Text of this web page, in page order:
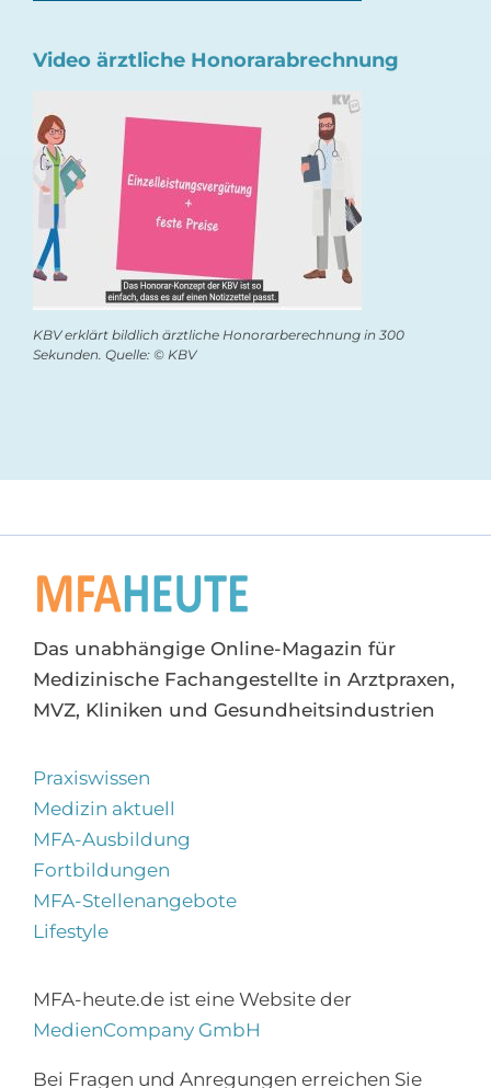
Video ärztliche Honorarabrechnung
KBV erklärt bildlich ärztliche Honorarberechnung in 300
Sekunden. Quelle: © KBV
Das unabhängige Online-Magazin für
Medizinische Fachangestellte in Arztpraxen,
MVZ, Kliniken und Gesundheitsindustrien
Praxiswissen
Medizin aktuell
MFA-Ausbildung
Fortbildungen
MFA-Stellenangebote
Lifestyle
MFA-heute.de ist eine Website der
MedienCompany GmbH
Bei Fragen und Anregungen erreichen Sie